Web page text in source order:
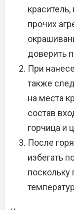
прочих
доверить
При
также
на места
состав
горчица и
После
избегать